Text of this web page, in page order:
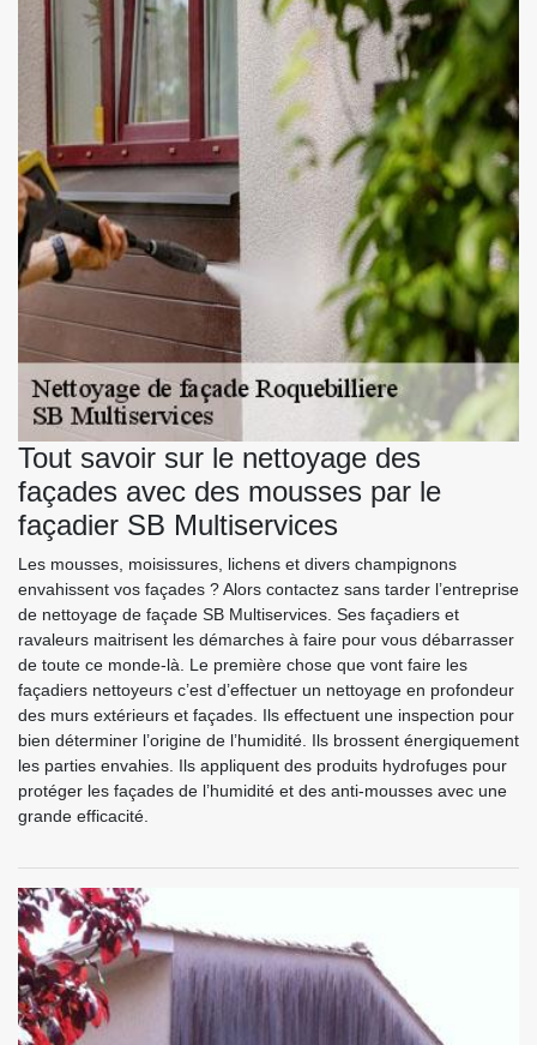
Tout savoir sur le nettoyage des
façades avec des mousses par le
façadier SB Multiservices
Les mousses, moisissures, lichens et divers champignons
envahissent vos façades ? Alors contactez sans tarder l’entreprise
de nettoyage de façade SB Multiservices. Ses façadiers et
ravaleurs maitrisent les démarches à faire pour vous débarrasser
de toute ce monde-là. Le première chose que vont faire les
façadiers nettoyeurs c’est d’effectuer un nettoyage en profondeur
des murs extérieurs et façades. Ils effectuent une inspection pour
bien déterminer l’origine de l’humidité. Ils brossent énergiquement
les parties envahies. Ils appliquent des produits hydrofuges pour
protéger les façades de l’humidité et des anti-mousses avec une
grande efficacité.